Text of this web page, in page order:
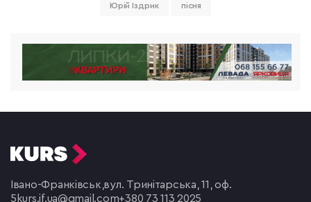
Юрій Іздрик пісня
Івано-Франківськ,вул. Тринітарська, 11, оф.
5 kurs.if.ua@gmail.com+380 73 113 2025